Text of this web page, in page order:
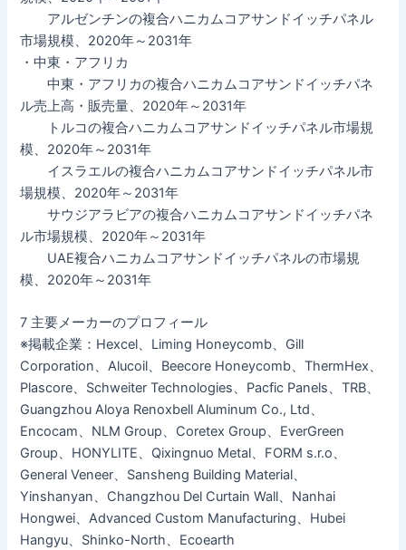
アルゼンチンの複合ハニカムコアサンドイッチパネル
市場規模、2020年～2031年
・中東・アフリカ
中東・アフリカの複合ハニカムコアサンドイッチパネ
ル売上高・販売量、2020年～2031年
トルコの複合ハニカムコアサンドイッチパネル市場規
模、2020年～2031年
イスラエルの複合ハニカムコアサンドイッチパネル市
場規模、2020年～2031年
サウジアラビアの複合ハニカムコアサンドイッチパネ
ル市場規模、2020年～2031年
UAE複合ハニカムコアサンドイッチパネルの市場規
模、2020年～2031年
7 主要メーカーのプロフィール
※掲載企業：Hexcel、Liming Honeycomb、Gill
Corporation、Alucoil、Beecore Honeycomb、ThermHex、
Plascore、Schweiter Technologies、Pacfic Panels、TRB、
Guangzhou Aloya Renoxbell Aluminum Co., Ltd、
Encocam、NLM Group、Coretex Group、EverGreen
Group、HONYLITE、Qixingnuo Metal、FORM s.r.o、
General Veneer、Sansheng Building Material、
Yinshanyan、Changzhou Del Curtain Wall、Nanhai
Hongwei、Advanced Custom Manufacturing、Hubei
Hangyu、Shinko-North、Ecoearth